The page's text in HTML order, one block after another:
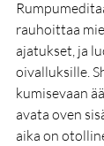
rauhoittaa
ajatukset, ja
oivalluksille.
kumisevaan
avata oven
aika on